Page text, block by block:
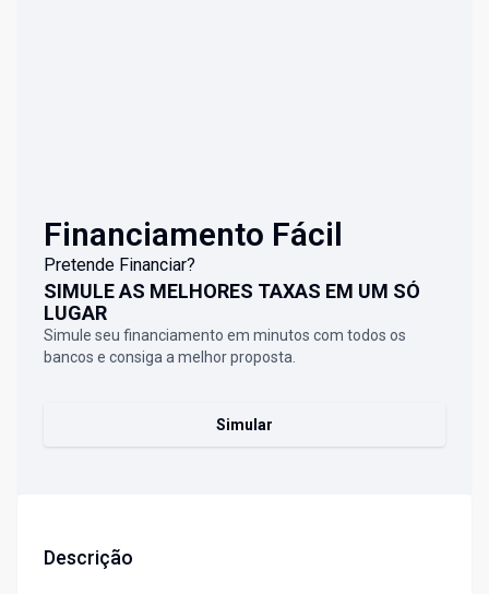
Financiamento Fácil
Pretende Financiar?
SIMULE AS MELHORES TAXAS EM UM SÓ
LUGAR
Simule seu financiamento em minutos com todos os
bancos e consiga a melhor proposta.
Simular
Descrição